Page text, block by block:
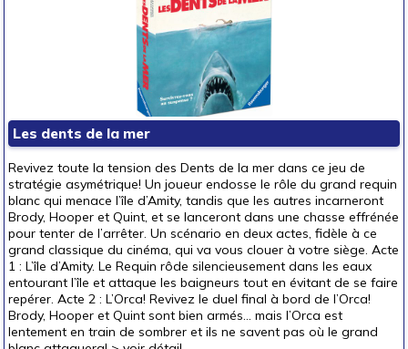
Les dents de la mer
Revivez toute la tension des Dents de la mer dans ce jeu de
stratégie asymétrique! Un joueur endosse le rôle du grand requin
blanc qui menace l’île d’Amity, tandis que les autres incarneront
Brody, Hooper et Quint, et se lanceront dans une chasse effrénée
pour tenter de l’arrêter. Un scénario en deux actes, fidèle à ce
grand classique du cinéma, qui va vous clouer à votre siège. Acte
1 : L’île d’Amity. Le Requin rôde silencieusement dans les eaux
entourant l’île et attaque les baigneurs tout en évitant de se faire
repérer. Acte 2 : L’Orca! Revivez le duel final à bord de l’Orca!
Brody, Hooper et Quint sont bien armés… mais l’Orca est
lentement en train de sombrer et ils ne savent pas où le grand